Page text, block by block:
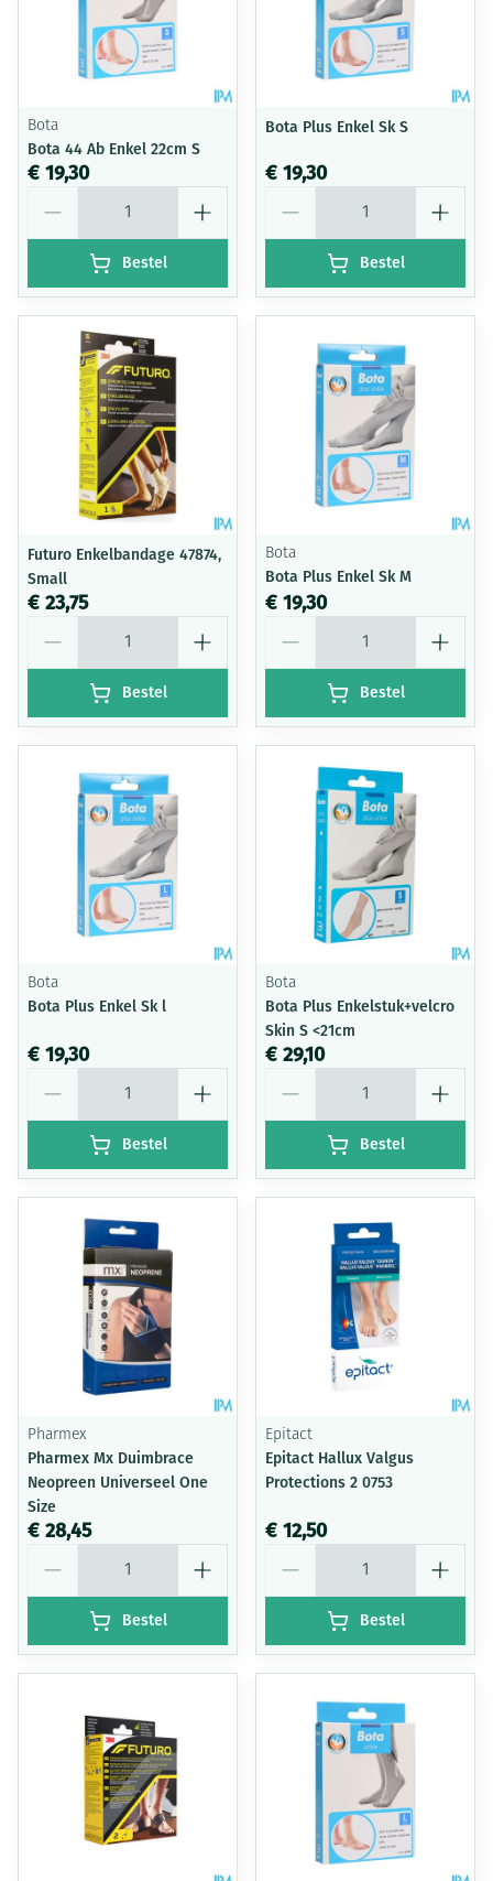
Bota
Bota 44 Ab Enkel 22cm S
€ 19,30
Bestel
Bota Plus Enkel Sk S
€ 19,30
Bestel
Futuro Enkelbandage 47874,
Small
€ 23,75
Bestel
Bota
Bota Plus Enkel Sk M
€ 19,30
Bestel
Bota
Bota Plus Enkel Sk l
€ 19,30
Bestel
Bota
Bota Plus Enkelstuk+velcro
Skin S <21cm
€ 29,10
Bestel
Pharmex
Pharmex Mx Duimbrace
Neopreen Universeel One
Size
€ 28,45
Bestel
Epitact
Epitact Hallux Valgus
Protections 2 0753
€ 12,50
Bestel